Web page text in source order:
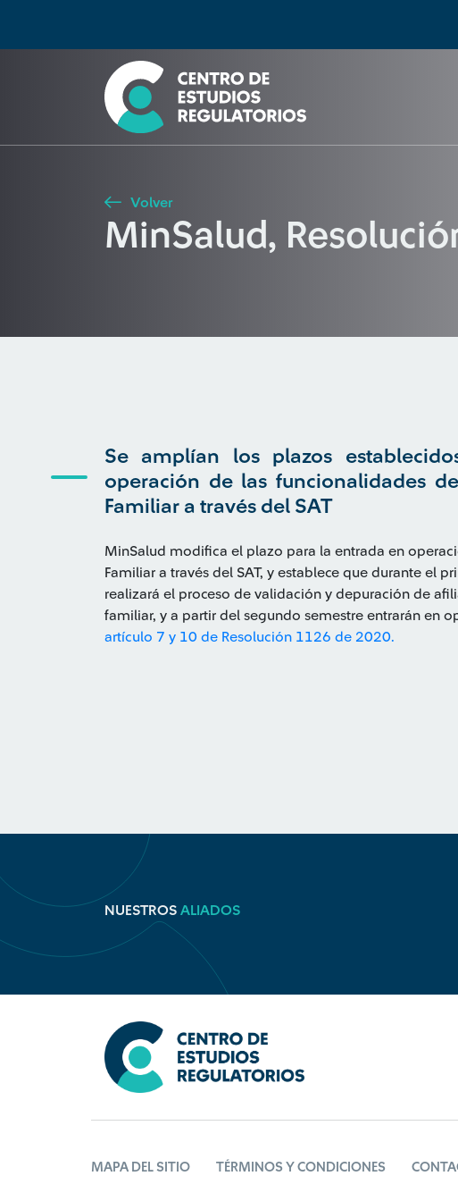
Seleccione país
Buscar
Volver
MinSalud,
Se amplían los plazos
operación de las funcionalidades
Familiar a través del SAT
MinSalud modifica el plazo para la entrada en
Familiar a través del SAT, y establece que durante el
realizará el proceso de validación y depuración de
familiar, y a partir del segundo semestre entrarán en
artículo 7 y 10 de Resolución 1126 de 2020.
NUESTROS ALIADOS
MAPA DEL SITIO TÉRMINOS Y CONDICIONES